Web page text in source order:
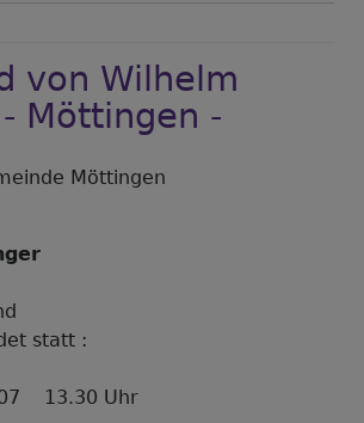
von Wilhelm
Möttingen -
Möttingen
statt :
13.30 Uhr